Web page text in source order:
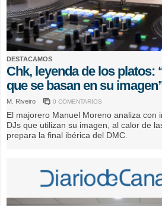
DESTACAMOS
Chk, leyenda de los platos:
que se basan en su
M. Riveiro 0 COMENTARIOS
El majorero Manuel Moreno analiza con
DJs que utilizan su imagen, al calor de
prepara la final ibérica del DMC.